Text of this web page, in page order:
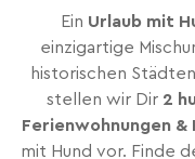
Ein Urlaub mit
einzigartige
historischen
stellen wir Dir 2
Ferienwohnungen &
mit Hund vor. Finde